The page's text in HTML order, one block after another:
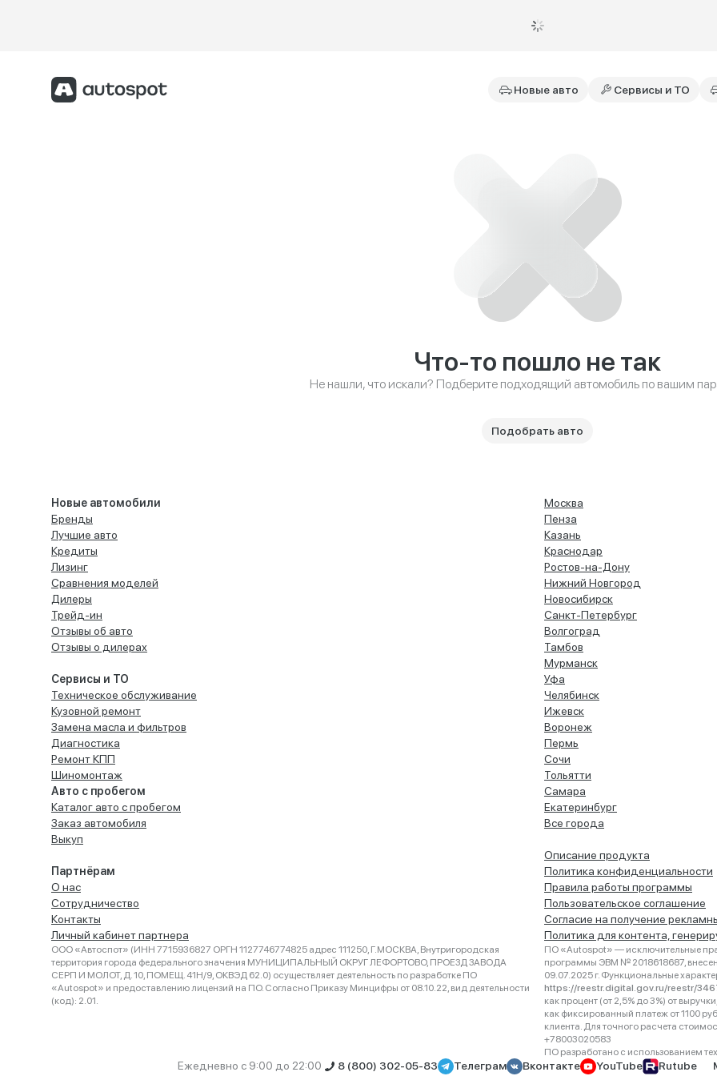
Новые авто Сервисы и ТО
Что-то пошло не так
Не нашли, что искали? Подберите подходящий автомобиль по вашим
Подобрать авто
Новые автомобили
Бренды
Лучшие авто
Кредиты
Лизинг
Сравнения моделей
Дилеры
Трейд-ин
Отзывы об авто
Отзывы о дилерах
Сервисы и ТО
Техническое обслуживание
Кузовной ремонт
Замена масла и фильтров
Диагностика
Ремонт КПП
Шиномонтаж
Авто с пробегом
Каталог авто с пробегом
Заказ автомобиля
Выкуп
Партнёрам
О нас
Сотрудничество
Контакты
Личный кабинет партнера
Москва
Пенза
Казань
Краснодар
Ростов-на-Дону
Нижний Новгород
Новосибирск
Санкт-Петербург
Волгоград
Тамбов
Мурманск
Уфа
Челябинск
Ижевск
Воронеж
Пермь
Сочи
Тольятти
Самара
Екатеринбург
Все города
Описание продукта
Политика конфиденциальности
Правила работы программы
Пользовательское соглашение
Согласие на получение
Политика для контента,
ООО «Автоспот» (ИНН 7715936827 ОРГН 1127746774825 адрес 111250, Г.МОСКВА, Внутригородская
территория города федерального значения МУНИЦИПАЛЬНЫЙ ОКРУГ ЛЕФОРТОВО, ПРОЕЗД ЗАВОДА
СЕРП И МОЛОТ, Д. 10, ПОМЕЩ. 41Н/9, ОКВЭД 62.0) осуществляет деятельность по разработке ПО
«Autospot» и предоставлению лицензий на ПО. Согласно Приказу Минцифры от 08.10.22, вид деятельности
(код): 2.01.
ПО «Autospot» — исключительные
программы ЭВМ № 2018618687,
09.07.2025 г. Функциональные
https://reestr.digital.gov.ru/reestr/
как процент (от 2,5% до 3%) от
как фиксированный платеж от 1100
клиента. Для точного расчета
+78003020583
ПО разработано с использованием
Ежедневно с 9:00 до 22:00 8 (800) 302-05-83 Телеграм Вконтакте YouTube Rutube